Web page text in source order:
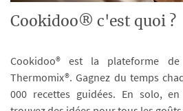
Cookidoo® c'est quoi ?
Cookidoo® est la plateforme
Thermomix®. Gagnez du temps
000 recettes guidées. En solo,